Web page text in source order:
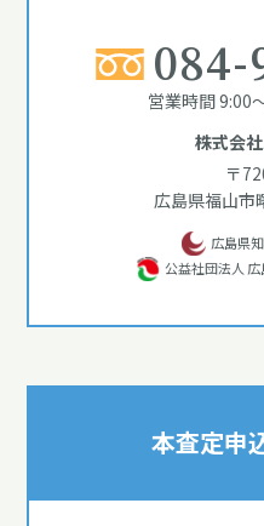
084-
営業時間 9:00
株式会
〒
広島県福山市
広島県
公益社団法人
本査定申